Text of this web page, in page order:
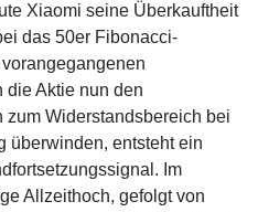
Xiaomi seine Überkauftheit
das 50er Fibonacci-
die Aktie nun den
Widerstandsbereich bei
überwinden, entsteht ein
Im
Allzeithoch, gefolgt von